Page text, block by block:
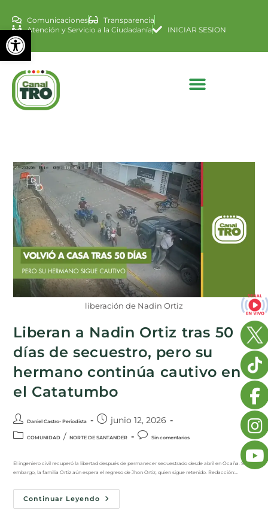
Abrir barra de
Comunicaciones
Transparencia
Atención y Servicio a la Ciudadanía
INICIAR SESION
liberación de Nadin Ortiz
Liberan a Nadin Ortiz tras 50
días de secuestro, pero su
hermano continúa cautivo en
el Catatumbo
Daniel Castro- Periodista junio 12, 2026
COMUNIDAD / NORTE DE SANTANDER Sin comentarios
El ingeniero civil recuperó la libertad después de permanecer secuestrado desde abril en Ocaña. Sin
embargo, la familia Ortiz aún espera el regreso de Jhon Ortiz, quien sigue retenido. Redacción:…
Continuar Leyendo